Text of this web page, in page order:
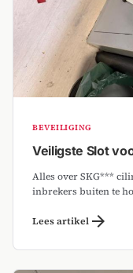
BEVEILIGING
Veiligste Slot
Alles over SKG***
inbrekers buiten te
Lees artikel arrow_forward